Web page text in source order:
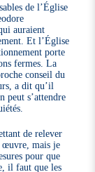
de l’Église
auraient
Et l’Église
porte
fermes. La
conseil du
a dit qu’il
peut s’attendre
de relever
œuvre, mais je
pour que
il faut que les